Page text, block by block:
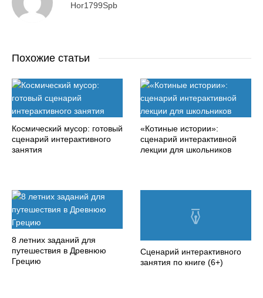
Hor1799Spb
Похожие статьи
Космический мусор: готовый
сценарий интерактивного
занятия
«Котиные истории»:
сценарий интерактивной
лекции для школьников
8 летних заданий для
путешествия в Древнюю
Грецию
Сценарий интерактивного
занятия по книге (6+)